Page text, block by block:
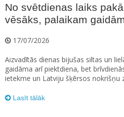
No svētdienas laiks
vēsāks, palaikam
17/07/2026
Aizvadītās dienas bijušas siltas un
gaidāma arī piektdiena, bet
ietekme un Latviju šķērsos nokrišņu
Lasīt tālāk